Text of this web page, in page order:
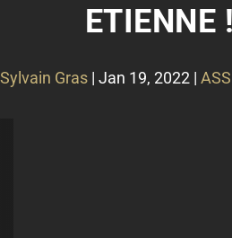
ETIENNE !
Sylvain Gras | Jan 19, 2022 |